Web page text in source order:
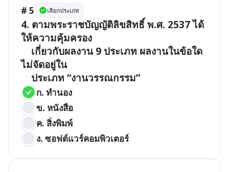
# 5 เลือกประเภท
4. ตามพระราชบัญญัติลิขสิทธิ์ พ.ศ. 2537 ได้
ให้ความคุ้มครอง
ไม่จัดอยู่ใน
ข. หนังสือ
ค. สิ่งพิมพ์
ง. ซอฟต์แวร์คอมพิวเตอร์